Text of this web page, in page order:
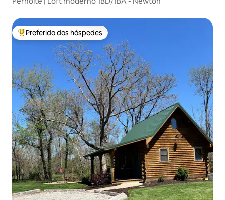
Entre os melhores preferidos dos hóspedes
Preferido dos hóspedes